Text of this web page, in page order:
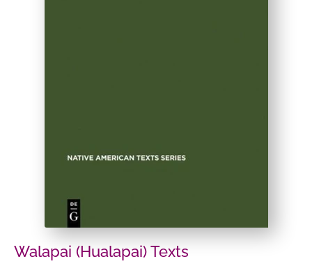
Walapai (Hualapai) Texts